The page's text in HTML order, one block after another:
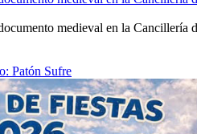
medieval en la Cancillería
Patón Sufre